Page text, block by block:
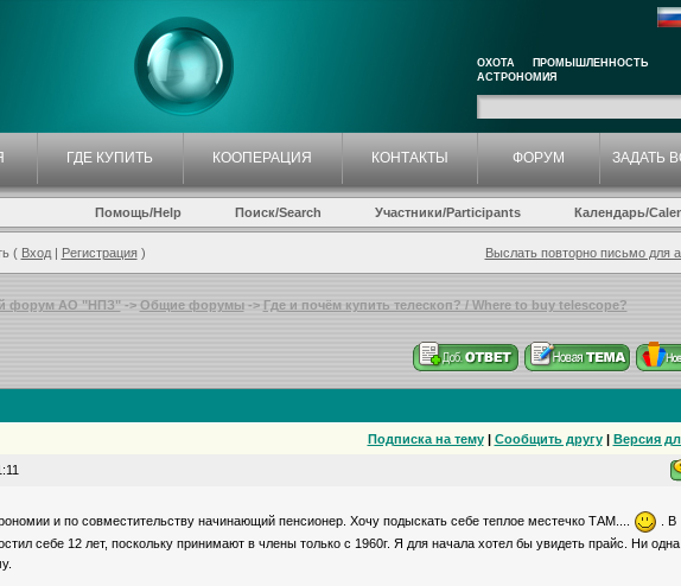
ОХОТА
ПРОМЫШЛЕННОСТЬ
АСТРОНОМИЯ
ГДЕ КУПИТЬ КООПЕРАЦИЯ КОНТАКТЫ ФОРУМ ЗАДАТЬ
Помощь/Help Поиск/Search Участники/Participants Календарь/
( Вход| Регистрация) Выслать повторно письмо для
форум АО "НПЗ"-> Общие форумы-> Где и почём купить телескоп? / Where to buy telescope?
Подписка на тему| Сообщить другу| Версия
и по совместительству начинающий пенсионер. Хочу подыскать себе теплое местечко ТАМ....
. В
себе 12 лет, поскольку принимают в члены только с 1960г. Я для начала хотел бы увидеть прайс. Ни